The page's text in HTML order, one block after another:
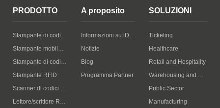
PRODOTTO
Stampante RFID
A proposito
Notizie
Blog
Programma Partner
SOLUZIONI
Ticketing
Healthcare
Retail and Hospitality
Public Sector
Manufacturing